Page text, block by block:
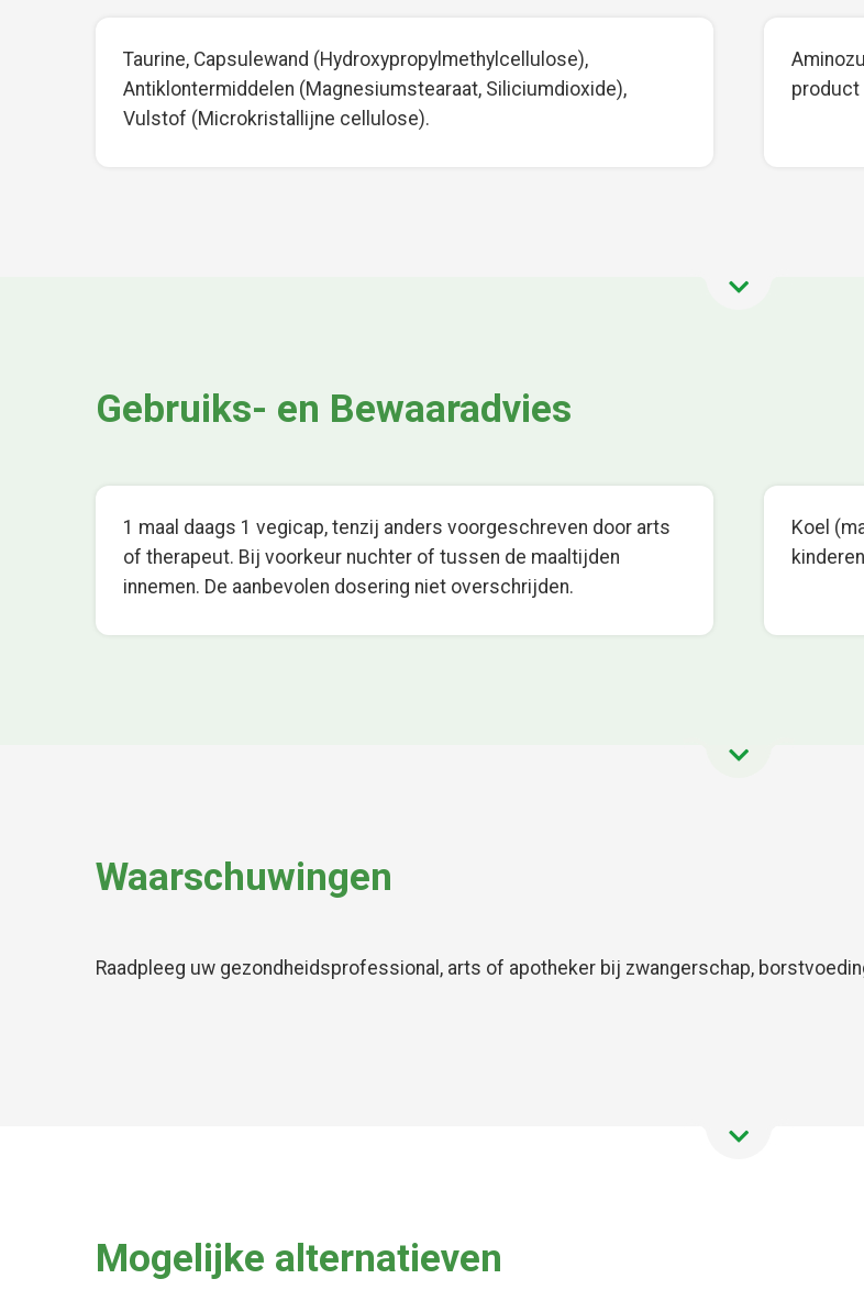
Taurine, Capsulewand (Hydroxypropylmethylcellulose),
Antiklontermiddelen (Magnesiumstearaat, Siliciumdioxide),
Vulstof (Microkristallijne cellulose).
product
Gebruiks- en Bewaaradvies
1 maal daags 1 vegicap, tenzij anders voorgeschreven door arts
of therapeut. Bij voorkeur nuchter of tussen de maaltijden
innemen. De aanbevolen dosering niet overschrijden.
Koel
Waarschuwingen
Raadpleeg uw gezondheidsprofessional, arts of apotheker bij zwangerschap,
Mogelijke alternatieven